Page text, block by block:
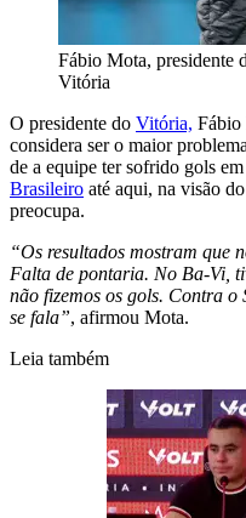
Fábio Mota, presidente
Vitória
O presidente do Vitória, Fábio
considera ser o maior
de a equipe ter sofrido gols
Brasileiro até aqui, na visão
preocupa.
“Os resultados mostram que
Falta de pontaria. No Ba-Vi,
não fizemos os gols. Contra
se fala”, afirmou Mota.
Leia também